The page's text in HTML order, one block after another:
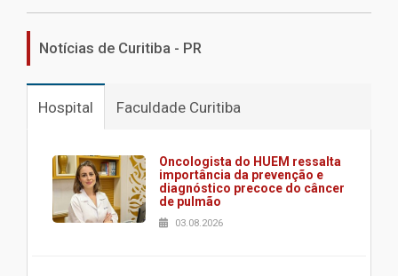
Notícias de Curitiba - PR
Hospital Faculdade Curitiba
Oncologista do HUEM ressalta
importância da prevenção e
diagnóstico precoce do câncer
de pulmão
03.08.2026